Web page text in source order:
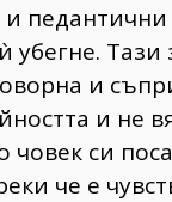
и
и не
си
че е